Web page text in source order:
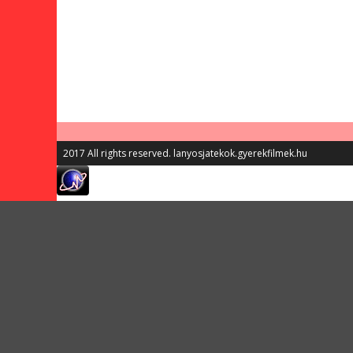
2017 All rights reserved. lanyosjatekok.gyerekfilmek.hu